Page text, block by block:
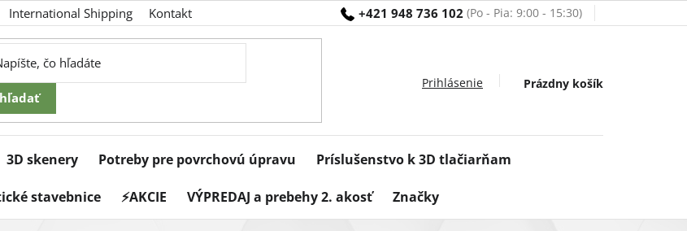
+421 948 736 102
International Shipping Kontakt
Nákupný
Prázdny košík
3D skenery Potreby pre povrchovú úpravu Príslušenstvo k 3D tlačiarňam
stavebnice ⚡AKCIE VÝPREDAJ a prebehy 2. akosť Značky